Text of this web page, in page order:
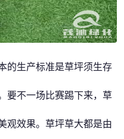
的生产标准是草坪须生存
要不一场比赛踢下来，草
观效果。草坪草大都是由